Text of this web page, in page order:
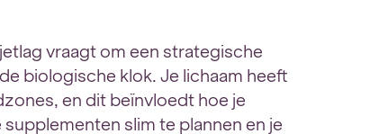
vraagt om een strategische
biologische klok. Je lichaam heeft
en dit beïnvloedt hoe je
slim te plannen en je